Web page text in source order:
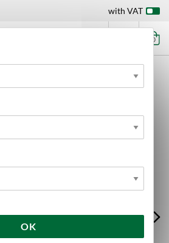
OK
with VAT
0